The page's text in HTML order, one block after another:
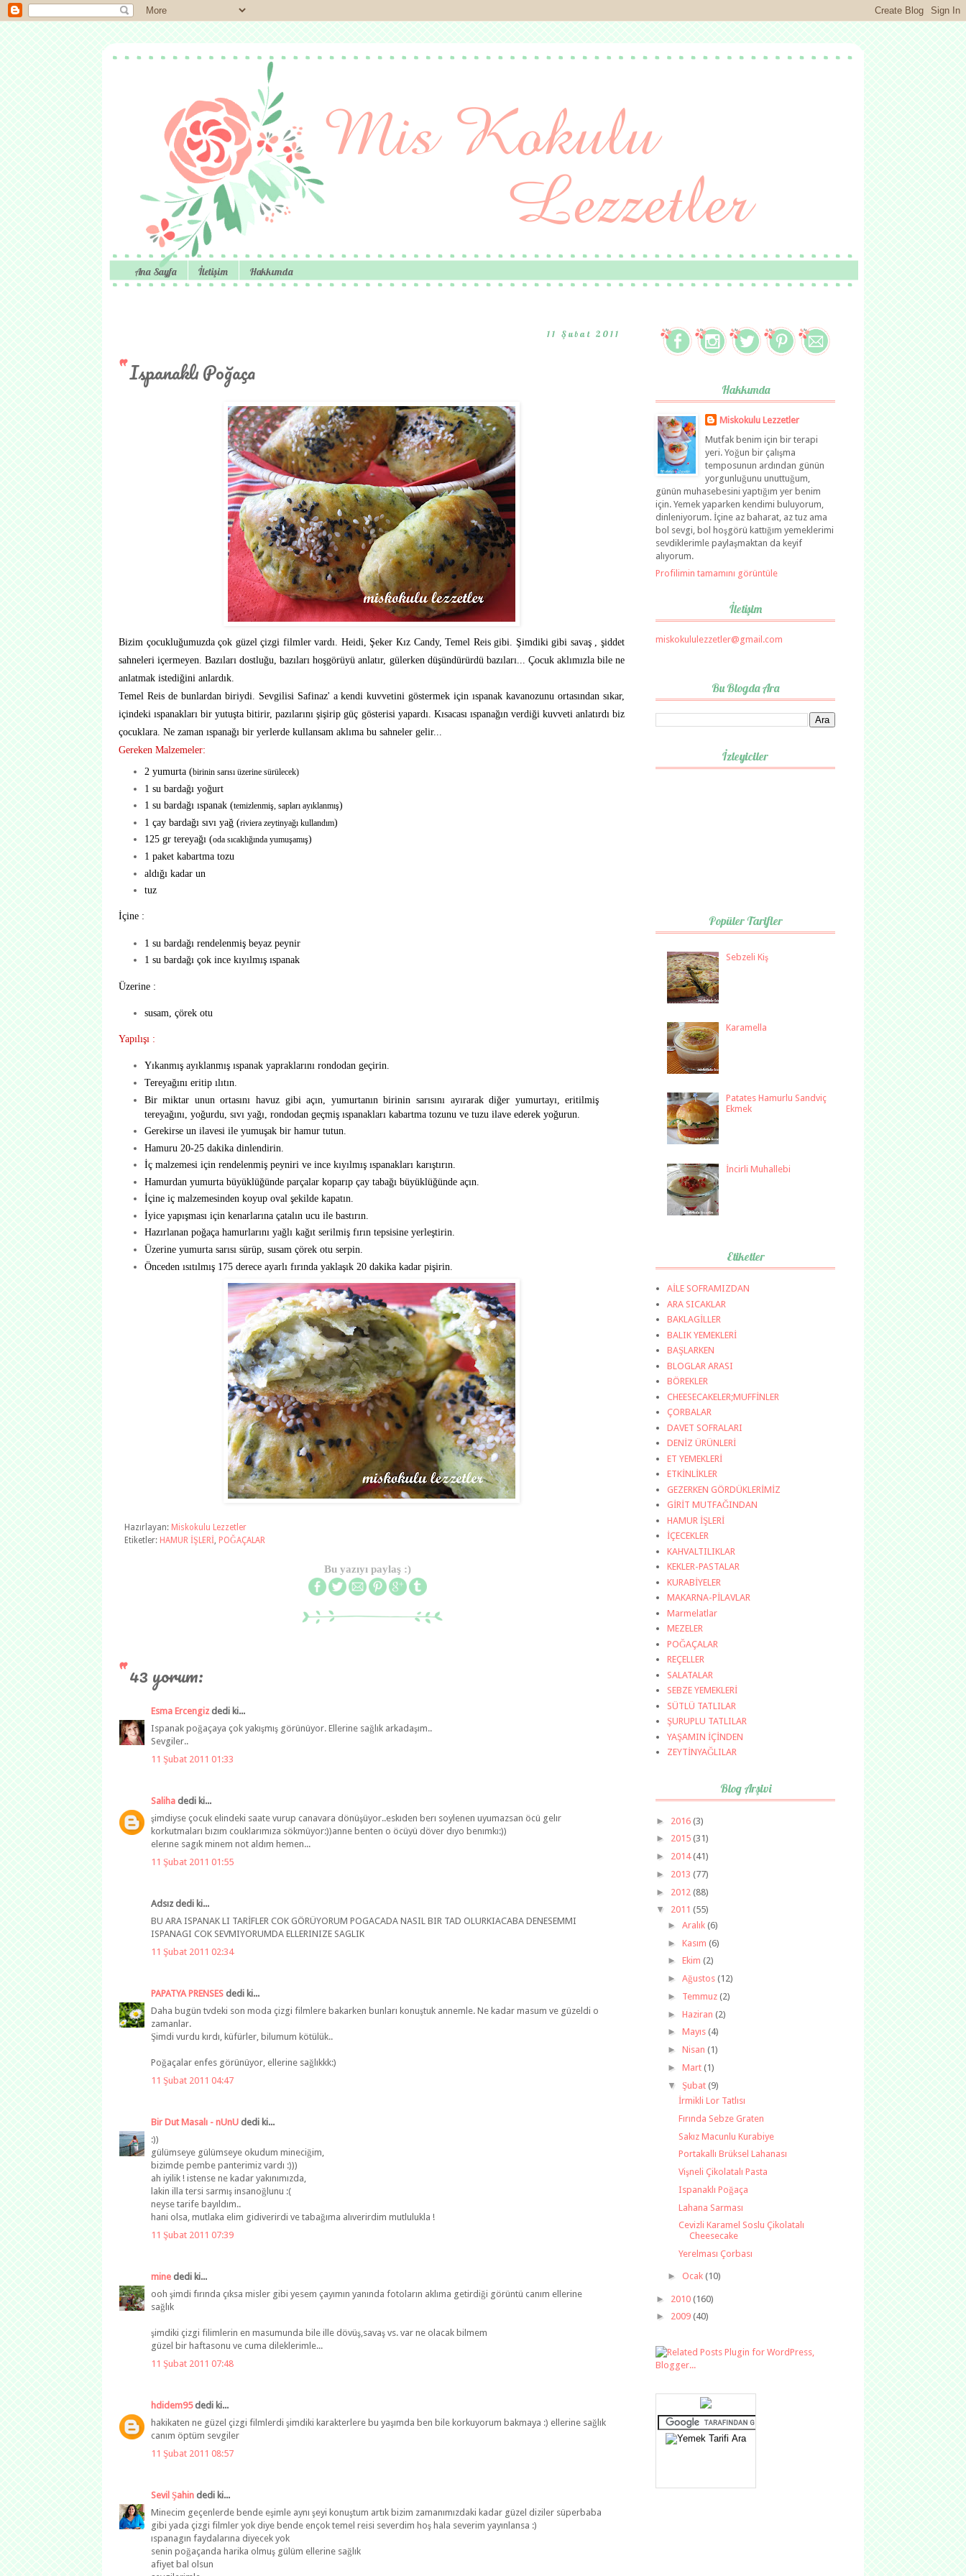
Ana Sayfa İletişim Hakkımda
11 Şubat 2011
Ispanaklı Poğaça
Bizim çocukluğumuzda çok güzel çizgi filmler vardı. Heidi, Şeker Kız Candy, Temel Reis gibi. Şimdiki gibi savaş , şiddet
sahneleri içermeyen. Bazıları dostluğu, bazıları hoşgörüyü anlatır, gülerken düşündürürdü bazıları... Çocuk aklımızla bile ne
anlatmak istediğini anlardık.
Temel Reis de bunlardan biriydi. Sevgilisi Safinaz' a kendi kuvvetini göstermek için ıspanak kavanozunu ortasından sıkar,
içindeki ıspanakları bir yutuşta bitirir, pazılarını şişirip güç gösterisi yapardı. Kısacası ıspanağın verdiği kuvveti anlatırdı biz
çocuklara. Ne zaman ıspanağı bir yerlerde kullansam aklıma bu sahneler gelir...
Gereken Malzemeler:
2 yumurta (birinin sarısı üzerine sürülecek)
1 su bardağı yoğurt
1 su bardağı ıspanak (temizlenmiş, sapları ayıklanmış)
1 çay bardağı sıvı yağ (riviera zeytinyağı kullandım)
125 gr tereyağı (oda sıcaklığında yumuşamış)
1 paket kabartma tozu
aldığı kadar un
tuz
İçine :
1 su bardağı rendelenmiş beyaz peynir
1 su bardağı çok ince kıyılmış ıspanak
Üzerine :
susam, çörek otu
Yapılışı :
Yıkanmış ayıklanmış ıspanak yapraklarını rondodan geçirin.
Tereyağını eritip ılıtın.
Bir miktar unun ortasını havuz gibi açın, yumurtanın birinin sarısını ayırarak diğer yumurtayı, eritilmiş
tereyağını, yoğurdu, sıvı yağı, rondodan geçmiş ıspanakları kabartma tozunu ve tuzu ilave ederek yoğurun.
Gerekirse un ilavesi ile yumuşak bir hamur tutun.
Hamuru 20-25 dakika dinlendirin.
İç malzemesi için rendelenmiş peyniri ve ince kıyılmış ıspanakları karıştırın.
Hamurdan yumurta büyüklüğünde parçalar koparıp çay tabağı büyüklüğünde açın.
İçine iç malzemesinden koyup oval şekilde kapatın.
İyice yapışması için kenarlarına çatalın ucu ile bastırın.
Hazırlanan poğaça hamurlarını yağlı kağıt serilmiş fırın tepsisine yerleştirin.
Üzerine yumurta sarısı sürüp, susam çörek otu serpin.
Önceden ısıtılmış 175 derece ayarlı fırında yaklaşık 20 dakika kadar pişirin.
Hazırlayan: Miskokulu Lezzetler
Etiketler: HAMUR İŞLERİ POĞAÇALAR
Bu yazıyı paylaş :)
43 yorum:
Esma Ercengiz dedi ki...
Ispanak poğaçaya çok yakışmış görünüyor. Ellerine sağlık arkadaşım..
Sevgiler..
11 Şubat 2011 01:33
Saliha dedi ki...
şimdiyse çocuk elindeki saate vurup canavara dönüşüyor..eskıden berı soylenen uyumazsan öcü gelır
korkutmaları bızım couklarımıza sökmüyor:))anne benten o öcüyü döver dıyo benımkı:))
elerıne sagık minem not aldım hemen...
11 Şubat 2011 01:55
Adsız dedi ki...
BU ARA ISPANAK LI TARİFLER COK GÖRÜYORUM POGACADA NASIL BIR TAD OLURKIACABA DENESEMMI
ISPANAGI COK SEVMIYORUMDA ELLERINIZE SAGLIK
11 Şubat 2011 02:34
PAPATYA PRENSES dedi ki...
Daha bugün tvdeki son moda çizgi filmlere bakarken bunları konuştuk annemle. Ne kadar masum ve güzeldi o
zamanlar.
Şimdi vurdu kırdı, küfürler, bilumum kötülük..
Poğaçalar enfes görünüyor, ellerine sağlıkkk:)
11 Şubat 2011 04:47
Bir Dut Masalı - nUnU dedi ki...
:))
gülümseye gülümseye okudum mineciğim,
bizimde pembe panterimiz vardı :)))
ah iyilik ! istense ne kadar yakınımızda,
lakin illa tersi sarmış insanoğlunu :(
neyse tarife bayıldım..
hani olsa, mutlaka elim gidiverirdi ve tabağıma alıverirdim mutlulukla !
11 Şubat 2011 07:39
mine dedi ki...
ooh şimdi fırında çıksa misler gibi yesem çayımın yanında fotoların aklıma getirdiği görüntü canım ellerine
sağlık
şimdiki çizgi filimlerin en masumunda bile ille dövüş,savaş vs. var ne olacak bilmem
güzel bir haftasonu ve cuma dileklerimle...
11 Şubat 2011 07:48
hdidem95dedi ki...
hakikaten ne güzel çizgi filmlerdi şimdiki karakterlere bu yaşımda ben bile korkuyorum bakmaya :) ellerine sağlık
canım öptüm sevgiler
11 Şubat 2011 08:57
Sevil Şahin dedi ki...
Minecim geçenlerde bende eşimle aynı şeyi konuştum artık bizim zamanımızdaki kadar güzel diziler süperbaba
gibi yada çizgi filmler yok diye bende ençok temel reisi severdim hoş hala severim yayınlansa :)
ıspanagın faydalarına diyecek yok
senin poğaçanda harika olmuş gülüm ellerine sağlık
afiyet bal olsun
Hakkımda
Miskokulu Lezzetler
Mutfak benim için bir terapi
yeri. Yoğun bir çalışma
temposunun ardından günün
yorgunluğunu unuttuğum,
günün muhasebesini yaptığım yer benim
için. Yemek yaparken kendimi buluyorum,
dinleniyorum. İçine az baharat, az tuz ama
bol sevgi, bol hoşgörü kattığım yemeklerimi
sevdiklerimle paylaşmaktan da keyif
alıyorum.
Profilimin tamamını görüntüle
İletişim
miskokululezzetler@gmail.com
Bu Blogda Ara
İzleyiciler
Popüler Tarifler
Sebzeli Kiş
Karamella
Patates Hamurlu Sandviç
Ekmek
İncirli Muhallebi
Etiketler
AİLE SOFRAMIZDAN
ARA SICAKLAR
BAKLAGİLLER
BALIK YEMEKLERİ
BAŞLARKEN
BLOGLAR ARASI
BÖREKLER
CHEESECAKELER;MUFFİNLER
ÇORBALAR
DAVET SOFRALARI
DENİZ ÜRÜNLERİ
ET YEMEKLERİ
ETKİNLİKLER
GEZERKEN GÖRDÜKLERİMİZ
GİRİT MUTFAĞINDAN
HAMUR İŞLERİ
İÇECEKLER
KAHVALTILIKLAR
KEKLER-PASTALAR
KURABİYELER
MAKARNA-PİLAVLAR
Marmelatlar
MEZELER
POĞAÇALAR
REÇELLER
SALATALAR
SEBZE YEMEKLERİ
SÜTLÜ TATLILAR
ŞURUPLU TATLILAR
YAŞAMIN İÇİNDEN
ZEYTİNYAĞLILAR
Blog Arşivi
► 2016 (3)
► 2015 (31)
► 2014(41)
► 2013 (77)
► 2012 (88)
▼ 2011 (55)
► Aralık (6)
► Kasım (6)
► Ekim (2)
► Ağustos (12)
► Temmuz (2)
► Haziran (2)
► Mayıs (4)
► Nisan (1)
► Mart (1)
▼ Şubat (9)
İrmikli Lor Tatlısı
Fırında Sebze Graten
Sakız Macunlu Kurabiye
Portakallı Brüksel Lahanası
Vişneli Çikolatalı Pasta
Ispanaklı Poğaça
Lahana Sarması
Cevizli Karamel Soslu Çikolatalı
Cheesecake
Yerelması Çorbası
► Ocak (10)
► 2010 (160)
► 2009 (40)